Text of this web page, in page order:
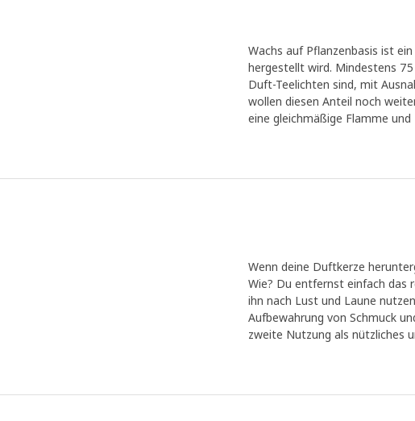
Wachs auf Pflanzenbasis ist
hergestellt wird. Mindestens
Duft-Teelichten sind, mit
wollen diesen Anteil noch
eine gleichmäßige Flamme
Wenn deine Duftkerze
Wie? Du entfernst einfach das
ihn nach Lust und Laune
Aufbewahrung von Schmuck
zweite Nutzung als nützliches